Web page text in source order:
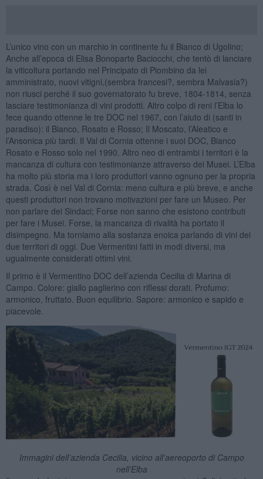
L’unico vino con un marchio in continente fu il Bianco di Ugolino;
Anche all’epoca di Elisa Bonoparte Baciocchi, che tentò di lanciare
la viticoltura portando nel Principato di Piombino da lei
amministrato, nuovi vitigni,(sembra francesi?, sembra Malvasia?)
non riusci perché il suo governatorato fu breve, 1804-1814, senza
lasciare testimonianza di vini prodotti. Altro colpo di reni l’Elba lo
fece quando ottenne le tre DOC nel 1967, con l’aiuto di (santi in
paradiso): il Bianco, Rosato e Rosso; Il Moscato, l’Aleatico e
l’Ansonica più tardi. Il Val di Cornia ottenne i suoi DOC, Bianco
Rosato e Rosso solo nel 1990. Altro neo di entrambi i territori è la
mancanza di cultura con testimonianze attraverso dei Musei. L’Elba
ha molto più storia ma i loro produttori vanno ognuno per la propria
strada. Così è nel Val di Cornia: meno cultura e più breve, e anche
questi produttori non trovano motivazioni per fare un Museo. Per
non parlare dei Sindaci; Forse non sanno che esistono contributi
per fare i Musei. Forse, la mancanza di rivalità ha portato il
disimpegno. Ma torniamo alla sostanza enoica parlando di vini dei
due territori di oggi. Due Vermentini fatti in modi diversi, ma
ugualmente considerati ottimi vini.
Il primo è il Vermentino DOC dell’azienda Cecilia di Marina di
Campo. Colore: giallo paglierino con riflessi dorati. Profumo:
armonico, fruttato. Buon equilibrio. Sapore: armonico e sapido e
piacevole.
Immagini dell’azienda Cecilia, vicino all’aereoporto di Campo
nell’Elba